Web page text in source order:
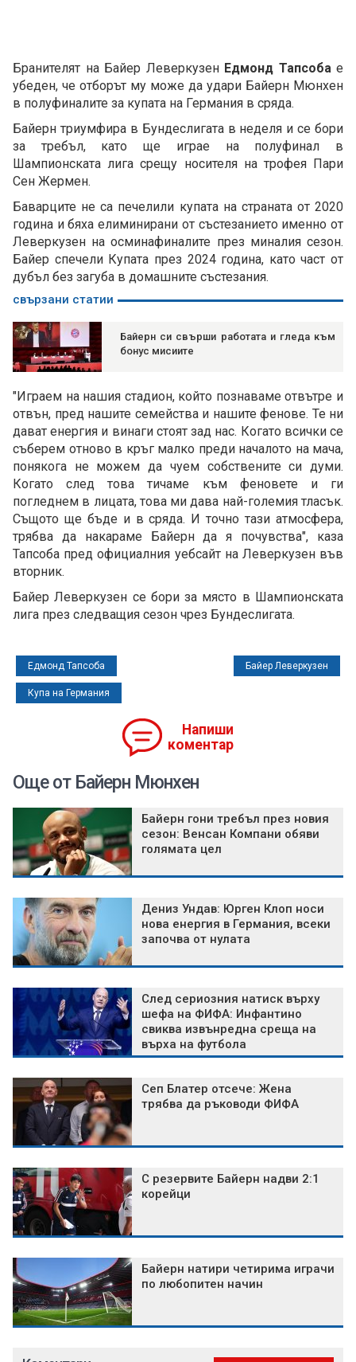
Бранителят на Байер Леверкузен Едмонд Тапсобае
убеден, че отборът му може да удари Байерн Мюнхен
в полуфиналите за купата на Германия в сряда.
Байерн триумфира в Бундеслигата в неделя и се бори
за требъл, като ще играе на полуфинал в
Шампионската лига срещу носителя на трофея Пари
Сен Жермен.
Баварците не са печелили купата на страната от 2020
година и бяха елиминирани от състезанието именно от
Леверкузен на осминафиналите през миналия сезон.
Байер спечели Купата през 2024 година, като част от
дубъл без загуба в домашните състезания.
свързани статии
Байерн си свърши работата и гледа към
бонус мисиите
"Играем на нашия стадион, който познаваме отвътре и
отвън, пред нашите семейства и нашите фенове. Те ни
дават енергия и винаги стоят зад нас. Когато всички се
съберем отново в кръг малко преди началото на мача,
понякога не можем да чуем собствените си думи.
Когато след това тичаме към феновете и ги
погледнем в лицата, това ми дава най-големия тласък.
Същото ще бъде и в сряда. И точно тази атмосфера,
трябва да накараме Байерн да я почувства", каза
Тапсоба пред официалния уебсайт на Леверкузен във
вторник.
Байер Леверкузен се бори за място в Шампионската
лига през следващия сезон чрез Бундеслигата.
Едмонд Тапсоба Байер Леверкузен
Купа на Германия
Напиши
коментар
Още от Байерн Мюнхен
Байерн гони требъл през новия
сезон: Венсан Компани обяви
голямата цел
Дениз Ундав: Юрген Клоп носи
нова енергия в Германия, всеки
започва от нулата
След сериозния натиск върху
шефа на ФИФА: Инфантино
свиква извънредна среща на
върха на футбола
Сеп Блатер отсече: Жена
трябва да ръководи ФИФА
С резервите Байерн надви 2:1
корейци
Байерн натири четирима играчи
по любопитен начин